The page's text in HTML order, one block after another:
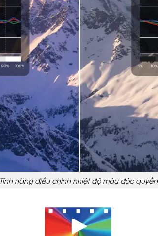
Tính năng điều chỉnh nhiệt độ màu độc quyền.